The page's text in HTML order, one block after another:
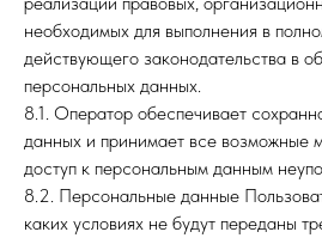
необходимых для выполнения в
действующего законодательства в
персональных данных.
8.1. Оператор обеспечивает
данных и принимает все
доступ к персональным данным
8.2. Персональные данные
каких условиях не будут переданы